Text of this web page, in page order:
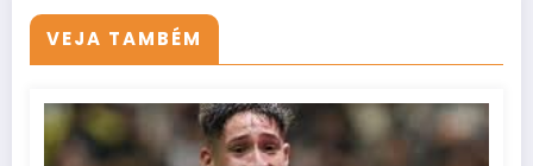
VEJA TAMBÉM